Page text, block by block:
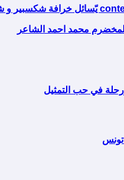
محمد احمد الشاعر
في حب التمثيل
تونس